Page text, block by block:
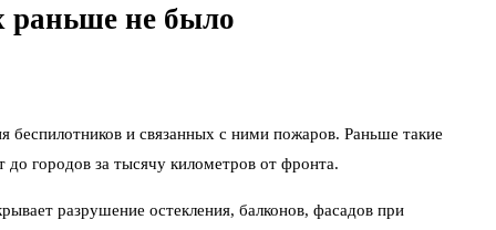
раньше не было
беспилотников и связанных с ними пожаров. Раньше такие
городов за тысячу километров от фронта.
разрушение остекления, балконов, фасадов при